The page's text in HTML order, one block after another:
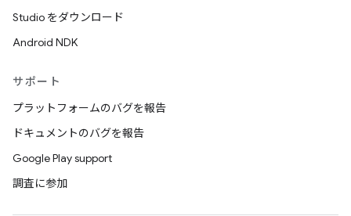
Studio をダウンロード
Android NDK
サポート
プラットフォームのバグを報告
ドキュメントのバグを報告
Google Play support
調査に参加